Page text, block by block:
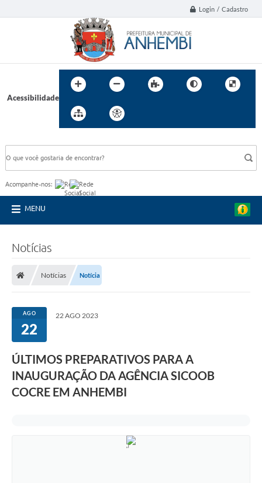
Login / Cadastro
Acessibilidade
Acompanhe-nos:
MENU
Notícias
Notícias Notícia
AGO
22
22 AGO 2023
ÚLTIMOS PREPARATIVOS PARA A
INAUGURAÇÃO DA AGÊNCIA SICOOB
COCRE EM ANHEMBI